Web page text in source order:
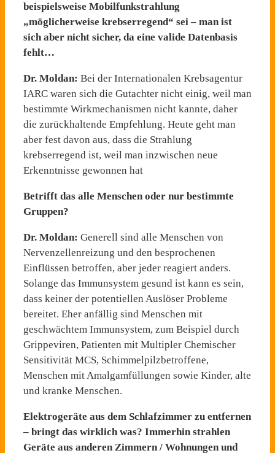
beispielsweise Mobilfunkstrahlung
„möglicherweise krebserregend“ sei – man ist
sich aber nicht sicher, da eine valide Datenbasis
fehlt…
Dr. Moldan: Bei der Internationalen Krebsagentur
IARC waren sich die Gutachter nicht einig, weil man
bestimmte Wirkmechanismen nicht kannte, daher
die zurückhaltende Empfehlung. Heute geht man
aber fest davon aus, dass die Strahlung
krebserregend ist, weil man inzwischen neue
Erkenntnisse gewonnen hat
Betrifft das alle Menschen oder nur bestimmte
Gruppen?
Dr. Moldan: Generell sind alle Menschen von
Nervenzellenreizung und den besprochenen
Einflüssen betroffen, aber jeder reagiert anders.
Solange das Immunsystem gesund ist kann es sein,
dass keiner der potentiellen Auslöser Probleme
bereitet. Eher anfällig sind Menschen mit
geschwächtem Immunsystem, zum Beispiel durch
Grippeviren, Patienten mit Multipler Chemischer
Sensitivität MCS, Schimmelpilzbetroffene,
Menschen mit Amalgamfüllungen sowie Kinder, alte
und kranke Menschen.
Elektrogeräte aus dem Schlafzimmer zu entfernen
– bringt das wirklich was? Immerhin strahlen
Geräte aus anderen Zimmern / Wohnungen und